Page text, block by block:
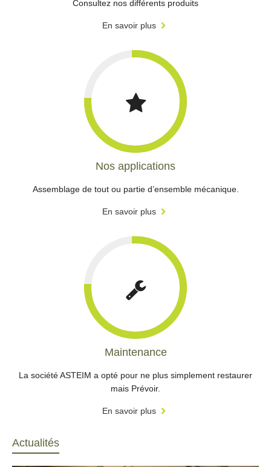
Consultez nos différents produits
En savoir plus
Nos applications
Assemblage de tout ou partie d’ensemble mécanique.
En savoir plus
Maintenance
La société ASTEIM a opté pour ne plus simplement restaurer
mais Prévoir.
En savoir plus
Actualités